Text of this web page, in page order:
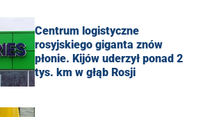
Centrum logistyczne
rosyjskiego giganta znów
płonie. Kijów uderzył ponad 2
tys. km w głąb Rosji